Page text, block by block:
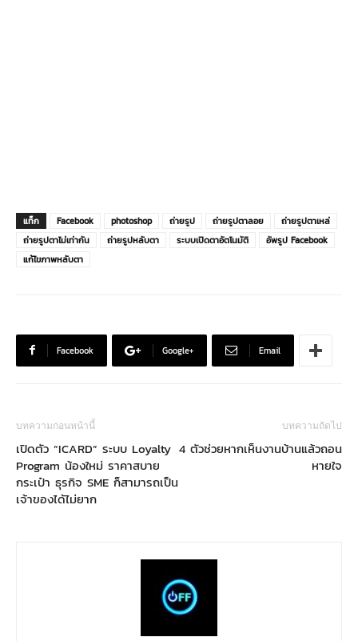
แท็ก Facebook photoshop ถ่ายรูป ถ่ายรูปตาลอย
ถ่ายรูปตาเหล่
ถ่ายรูปตาไม่เท่ากัน
ถ่ายรูปหลับตา ระบบเปิดตาอัตโนมัติ
อัพรูป Facebook
แก้ไขภาพหลับตา
Facebook Google+ Email
บทความก่อนหน้านี้
เปิดตัว “ICARD” ระบบ Loyalty
Program น้องใหม่ ราคาสบาย
กระเป๋า ธุรกิจ SME ก็สามารถเป็น
เจ้าของได้ไม่ยาก
บทความถัดไป
4 ตัวช่วยหากเห็นงานบ้านแล้วถอน
หายใจ